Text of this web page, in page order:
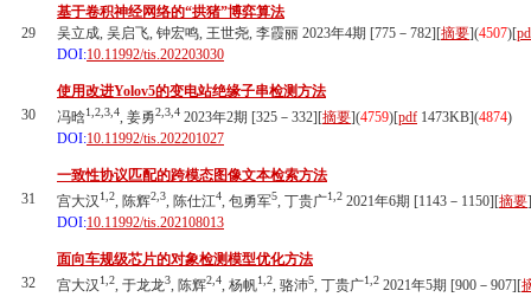
29
基于卷积神经网络的“拱猪”博弈算法
吴立成, 吴启飞, 钟宏鸣, 王世尧, 李霞丽 2023年4期 [775－782][摘要](4507)[
DOI:10.11992/tis.202203030
30
使用改进Yolov5的变电站绝缘子串检测方法
冯晗1,2,3,4, 姜勇2,3,4 2023年2期 [325－332][摘要](4759)[pdf 1473KB](4874)
DOI:10.11992/tis.202201027
31
一致性协议匹配的跨模态图像文本检索方法
宫大汉1,2, 陈辉2,3, 陈仕江4, 包勇军5, 丁贵广1,2 2021年6期 [1143－1150][摘要
DOI:10.11992/tis.202108013
32
面向车规级芯片的对象检测模型优化方法
宫大汉1,2, 于龙龙3, 陈辉2,4, 杨帆1,2, 骆沛5, 丁贵广1,2 2021年5期 [900－907][